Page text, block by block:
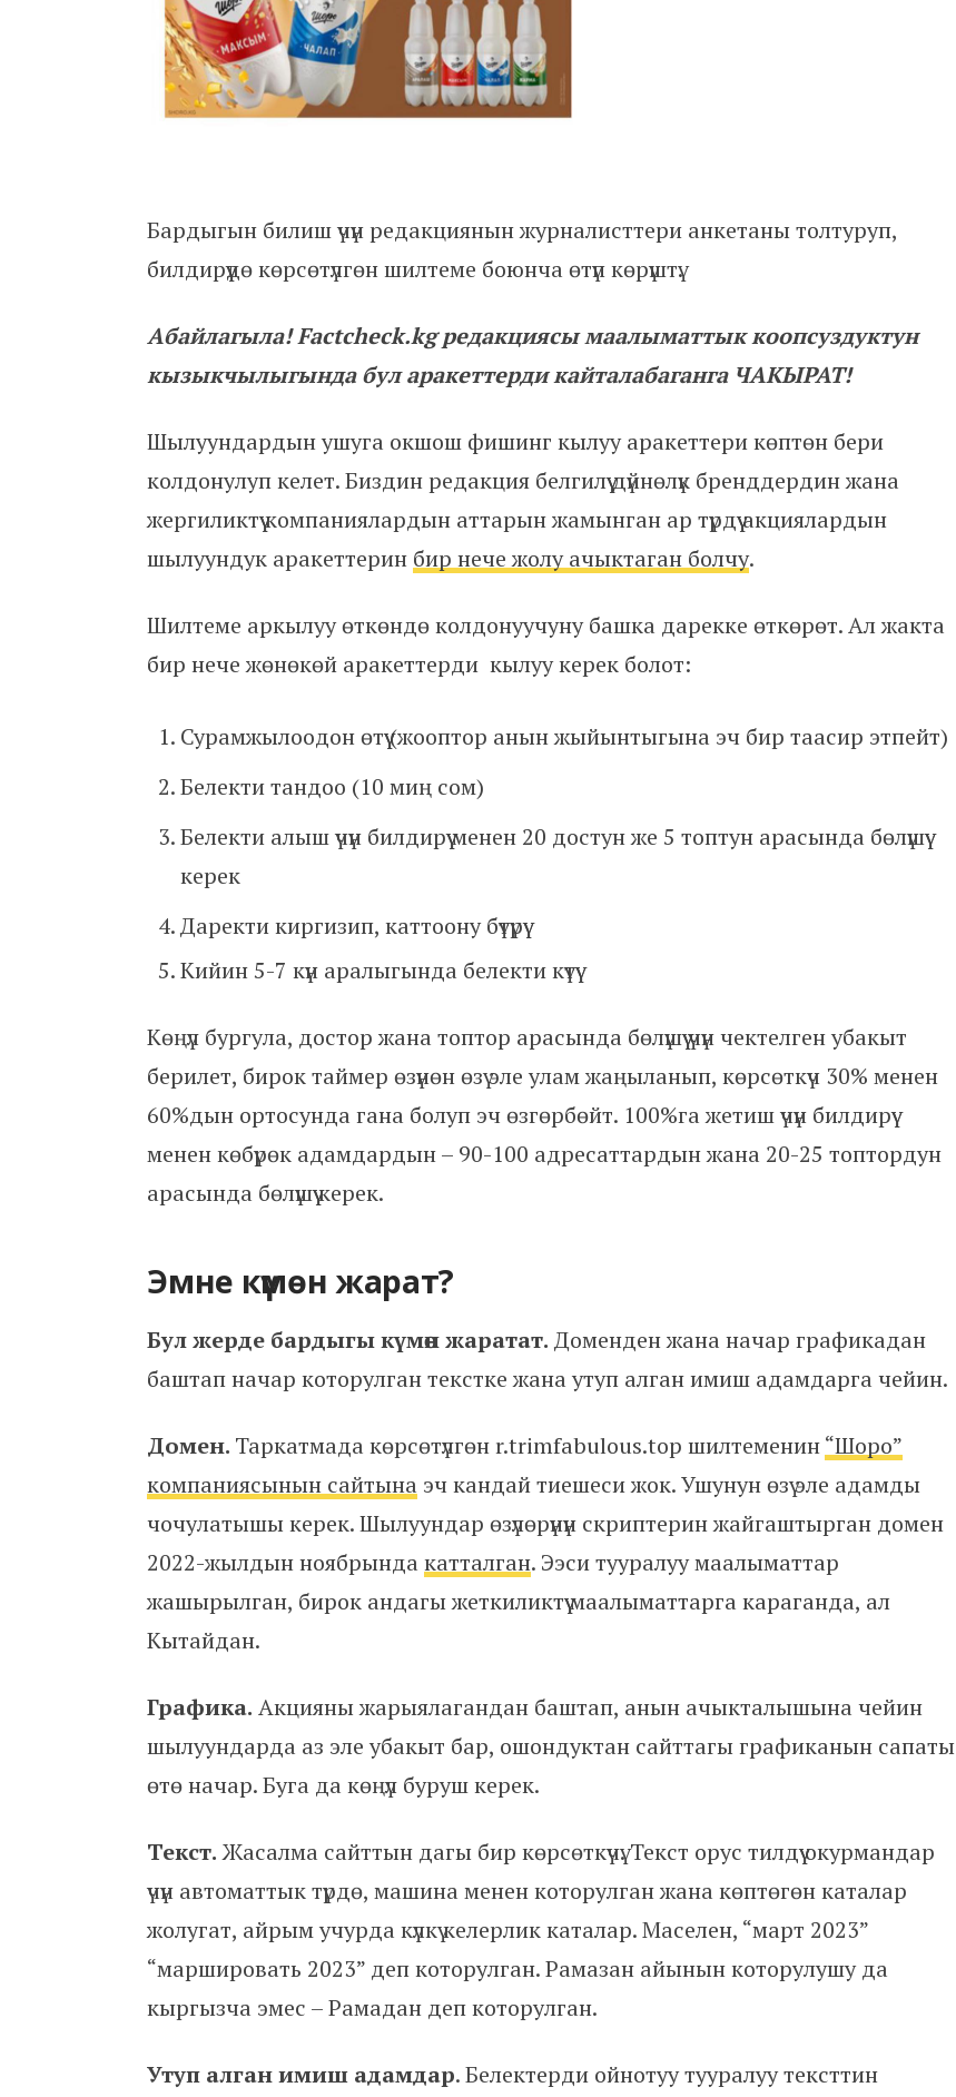
Бардыгын билиш үчүн редакциянын журналисттери анкетаны толтуруп,
билдирүүдө көрсөтүлгөн шилтеме боюнча өтүп көрүштү.
Абайлагыла! Factcheck.kg редакциясы маалыматтык коопсуздуктун
кызыкчылыгында бул аракеттерди кайталабаганга ЧАКЫРАТ!
Шылуундардын ушуга окшош фишинг кылуу аракеттери көптөн бери
колдонулуп келет. Биздин редакция белгилүү дүйнөлүк бренддердин жана
жергиликтүү компаниялардын аттарын жамынган ар түрдүү акциялардын
шылуундук аракеттерин бир нече жолу ачыктаган болчу.
Шилтеме аркылуу өткөндө колдонуучуну башка дарекке өткөрөт. Ал жакта
бир нече жөнөкөй аракеттерди кылуу керек болот:
Сурамжылоодон өтүү (жооптор анын жыйынтыгына эч бир таасир этпейт)
Белекти тандоо (10 миң сом)
Белекти алыш үчүн билдирүү менен 20 достун же 5 топтун арасында бөлүшүү
керек
Даректи киргизип, каттоону бүтүрүү
Кийин 5-7 күн аралыгында белекти күтүү
Көңүл бургула, достор жана топтор арасында бөлүшүү үчүн чектелген убакыт
берилет, бирок таймер өзүнөн өзү эле улам жаңыланып, көрсөткүч 30% менен
60%дын ортосунда гана болуп эч өзгөрбөйт. 100%га жетиш үчүн билдирүү
менен көбүрөк адамдардын – 90-100 адресаттардын жана 20-25 топтордун
арасында бөлүшүү керек.
Эмне күмөн жарат?
Бул жерде бардыгы күмөн жаратат. Доменден жана начар графикадан
баштап начар которулган текстке жана утуп алган имиш адамдарга чейин.
Домен. Таркатмада көрсөтүлгөн r.trimfabulous.top шилтеменин“Шоро”
компаниясынын сайтына эч кандай тиешеси жок. Ушунун өзү эле адамды
чочулатышы керек. Шылуундар өзүлөрүнүн скриптерин жайгаштырган домен
2022-жылдын ноябрындакатталган. Ээси тууралуу маалыматтар
жашырылган, бирок андагы жеткиликтүү маалыматтарга караганда, ал
Кытайдан.
Графика. Акцияны жарыялагандан баштап, анын ачыкталышына чейин
шылуундарда аз эле убакыт бар, ошондуктан сайттагы графиканын сапаты
өтө начар. Буга да көңүл буруш керек.
Текст.Жасалма сайттын дагы бир көрсөткүчү. Текст орус тилдүү окурмандар
үчүн автоматтык түрдө, машина менен которулган жана көптөгөн каталар
жолугат, айрым учурда күлкү келерлик каталар. Маселен, “март 2023”
“маршировать 2023” деп которулган. Рамазан айынын которулушу да
кыргызча эмес – Рамадан деп которулган.
Утуп алган имиш адамдар. Белектерди ойнотуу тууралуу тексттин